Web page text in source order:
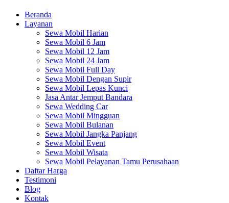
Beranda
Layanan
Sewa Mobil Harian
Sewa Mobil 6 Jam
Sewa Mobil 12 Jam
Sewa Mobil 24 Jam
Sewa Mobil Full Day
Sewa Mobil Dengan Supir
Sewa Mobil Lepas Kunci
Jasa Antar Jemput Bandara
Sewa Wedding Car
Sewa Mobil Mingguan
Sewa Mobil Bulanan
Sewa Mobil Jangka Panjang
Sewa Mobil Event
Sewa Mobil Wisata
Sewa Mobil Pelayanan Tamu Perusahaan
Daftar Harga
Testimoni
Blog
Kontak